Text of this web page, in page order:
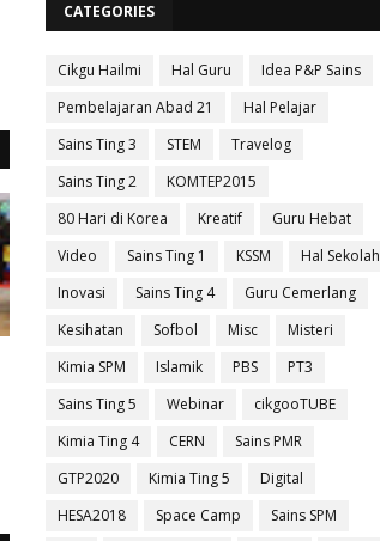
CATEGORIES
Cikgu Hailmi Hal Guru
Idea P&P Sains
Pembelajaran Abad 21
Hal Pelajar
Sains Ting 3
STEM
Travelog
Sains Ting 2
KOMTEP2015
80 Hari di Korea
Kreatif
Guru Hebat
Video
Sains Ting 1 KSSM
Hal Sekolah
Inovasi
Sains Ting 4
Guru Cemerlang
Kesihatan
Sofbol Misc
Misteri
Kimia SPM
Islamik PBS
PT3
Sains Ting 5
Webinar
cikgooTUBE
Kimia Ting 4
CERN
Sains PMR
GTP2020
Kimia Ting 5
Digital
HESA2018
Space Camp
Sains SPM